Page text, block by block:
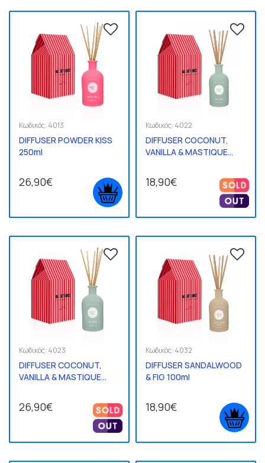
Κωδικός: 4013
DIFFUSER POWDER KISS
250ml
26,90€
Κωδικός: 4022
DIFFUSER COCONUT,
VANILLA & MASTIQUE
18,90€
Κωδικός: 4023
DIFFUSER COCONUT,
VANILLA & MASTIQUE
26,90€
Κωδικός: 4032
DIFFUSER SANDALWOOD
& FIG 100ml
18,90€